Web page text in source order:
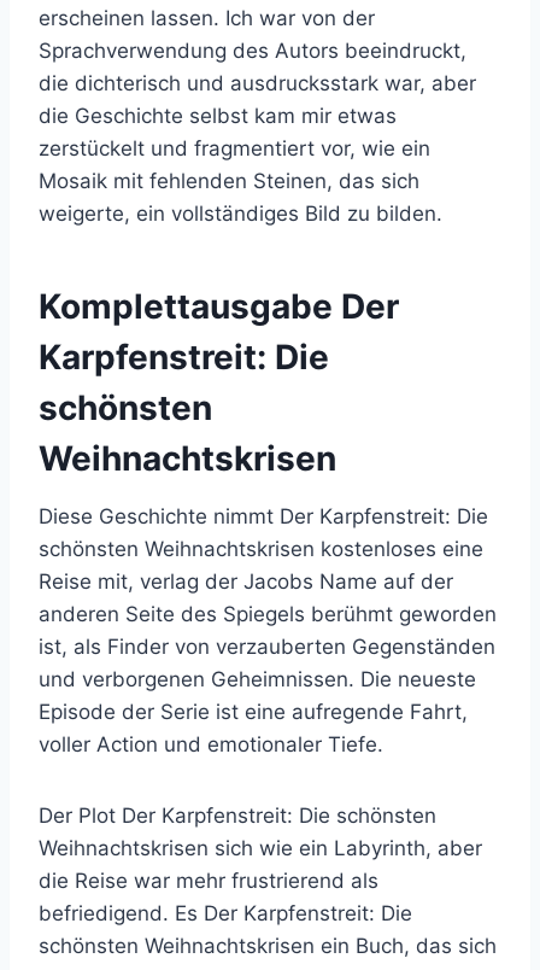
erscheinen lassen. Ich war von der
Sprachverwendung des Autors beeindruckt,
die dichterisch und ausdrucksstark war, aber
die Geschichte selbst kam mir etwas
zerstückelt und fragmentiert vor, wie ein
Mosaik mit fehlenden Steinen, das sich
weigerte, ein vollständiges Bild zu bilden.
Komplettausgabe Der
Karpfenstreit: Die
schönsten
Weihnachtskrisen
Diese Geschichte nimmt Der Karpfenstreit: Die
schönsten Weihnachtskrisen kostenloses eine
Reise mit, verlag der Jacobs Name auf der
anderen Seite des Spiegels berühmt geworden
ist, als Finder von verzauberten Gegenständen
und verborgenen Geheimnissen. Die neueste
Episode der Serie ist eine aufregende Fahrt,
voller Action und emotionaler Tiefe.
Der Plot Der Karpfenstreit: Die schönsten
Weihnachtskrisen sich wie ein Labyrinth, aber
die Reise war mehr frustrierend als
befriedigend. Es Der Karpfenstreit: Die
schönsten Weihnachtskrisen ein Buch, das sich